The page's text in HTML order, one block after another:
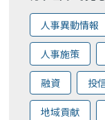
人事異動情報
人事施策
融資 投
地域貢献